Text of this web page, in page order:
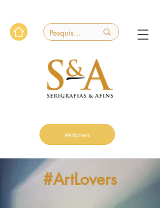
#ArtLovers
#ArtLovers